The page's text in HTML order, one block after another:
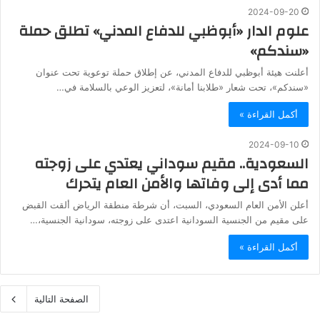
2024-09-20
علوم الدار «أبوظبي للدفاع المدني» تطلق حملة
«سندكم»
أعلنت هيئة أبوظبي للدفاع المدني، عن إطلاق حملة توعوية تحت عنوان
«سندكم»، تحت شعار «طلابنا أمانة»، لتعزيز الوعي بالسلامة في…
أكمل القراءة »
2024-09-10
السعودية.. مقيم سوداني يعتدي على زوجته
مما أدى إلى وفاتها والأمن العام يتحرك
أعلن الأمن العام السعودي، السبت، أن شرطة منطقة الرياض ألقت القبض
على مقيم من الجنسية السودانية اعتدى على زوجته، سودانية الجنسية،…
أكمل القراءة »
الصفحة التالية